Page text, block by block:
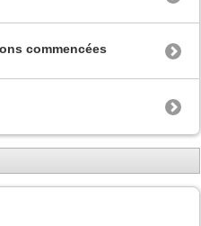
commencées